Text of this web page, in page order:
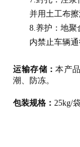
并用土工布擦
8.养护：地聚
内禁止车辆通
运输存储：本产
潮、防冻。
包装规格 ：25kg/